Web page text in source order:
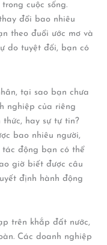
cuộc sống.
đổi bao nhiêu
theo đuổi ước mơ và
do tuyệt đối, bạn có
tại sao bạn chưa
nghiệp của riêng
hay sự tự tin?
bao nhiêu người,
động bạn có thể
giờ biết được câu
định hành động
trên khắp đất nước,
Các doanh nghiệp